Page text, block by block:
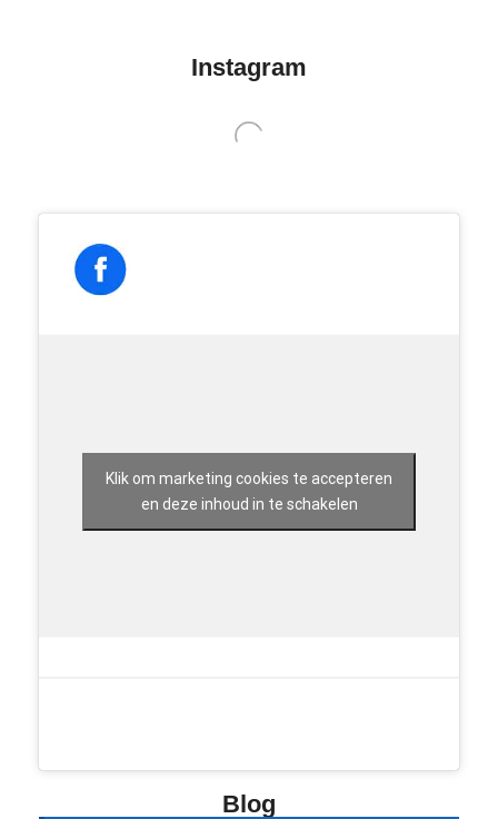
Instagram
Klik om marketing cookies te accepteren
en deze inhoud in te schakelen
Blog